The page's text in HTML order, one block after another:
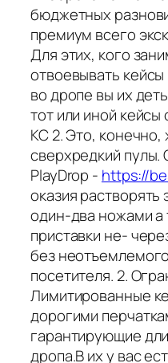
бюджетных
премиум всего
Для этих, кого
отвоевывать
во дропе вы их
тот или иной кейсы
КС 2. Это, конечно,
сверхредкий пулы.
PlayDrop - https://
оказия
один-два ножами а
приставки не-
без
посетителя. 2.
Лимитированные
дорогими
гарантирующие
дропа.В их у вас